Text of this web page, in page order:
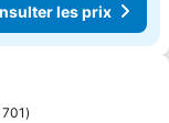
les prix
favoris
701